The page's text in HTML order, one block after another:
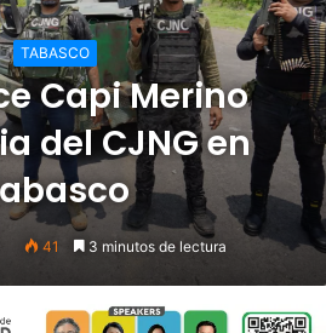
TABASCO
Capi Merino
del CJNG en
41 3 minutos de lectura